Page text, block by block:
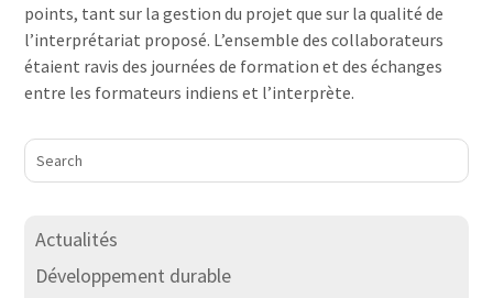
points, tant sur la gestion du projet que sur la qualité de
l’interprétariat proposé. L’ensemble des collaborateurs
étaient ravis des journées de formation et des échanges
entre les formateurs indiens et l’interprète.
Actualités
Développement durable